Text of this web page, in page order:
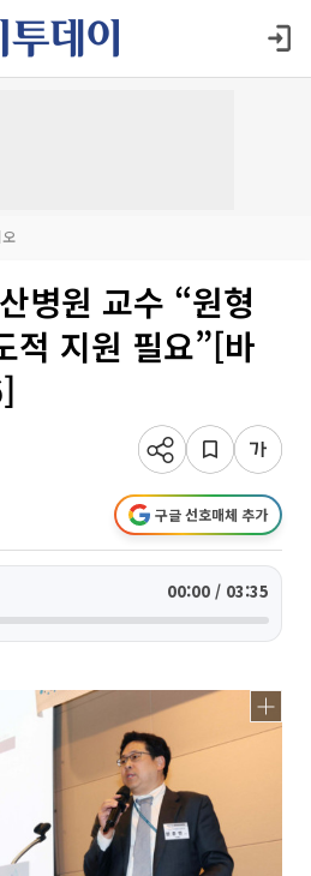
병원 교수 “원형
적 지원 필요”[바
구글 선호매체 추가
00:00 / 03:35